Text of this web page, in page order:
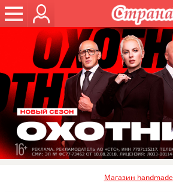
Магазин handmade